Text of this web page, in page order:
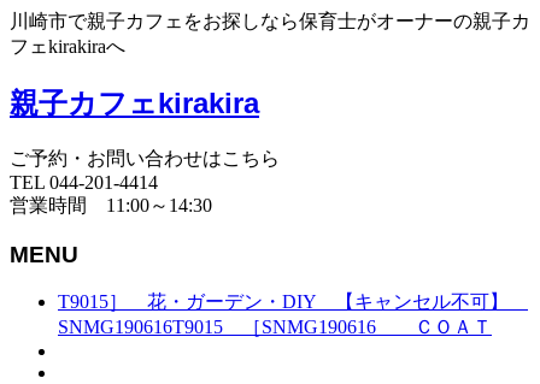
川崎市で親子カフェをお探しなら保育士がオーナーの親子カ
フェkirakiraへ
親子カフェkirakira
ご予約・お問い合わせはこちら
TEL 044-201-4414
営業時間 11:00～14:30
MENU
T9015］ 花・ガーデン・DIY 【キャンセル不可】
SNMG190616T9015 ［SNMG190616 ＣＯＡＴ